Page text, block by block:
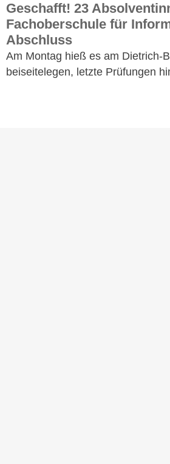
Geschafft! 23
Fachoberschule für
Abschluss
Am Montag hieß es am Dietrich-
beiseitelegen, letzte Prüfungen